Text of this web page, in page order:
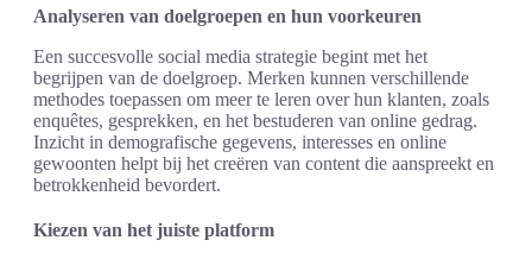
Analyseren van doelgroepen en hun voorkeuren
Een succesvolle social media strategie begint met het
begrijpen van de doelgroep. Merken kunnen verschillende
methodes toepassen om meer te leren over hun klanten, zoals
enquêtes, gesprekken, en het bestuderen van online gedrag.
Inzicht in demografische gegevens, interesses en online
gewoonten helpt bij het creëren van content die aanspreekt en
betrokkenheid bevordert.
Kiezen van het juiste platform